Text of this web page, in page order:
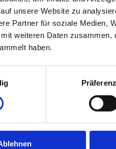
unsere Website zu
Partner für soziale Medien,
weiteren Daten
haben.
Geführte